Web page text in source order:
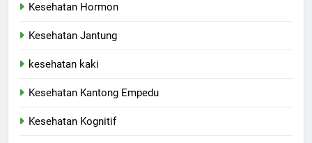
Kesehatan Hormon
Kesehatan Jantung
kesehatan kaki
Kesehatan Kantong Empedu
Kesehatan Kognitif